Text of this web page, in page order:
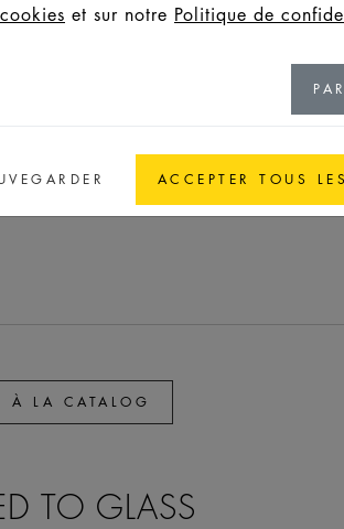
À LA CATALOG
TO GLASS
et sur notre Politique de
ACCEPTER TOUS